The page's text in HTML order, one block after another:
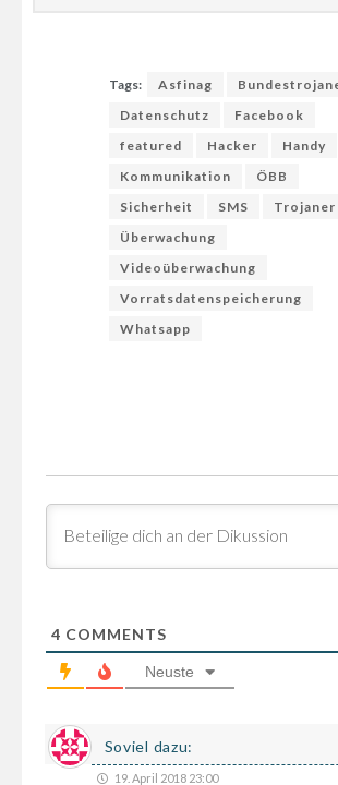
Tags: Asfinag
Datenschutz
Facebook
featured
Hacker
Handy
Kommunikation
ÖBB
Sicherheit
SMS
Trojaner
Überwachung
Videoüberwachung
Vorratsdatenspeicherung
Whatsapp
4 COMMENTS
Neuste
Soviel dazu:
19. April 2018 23:00